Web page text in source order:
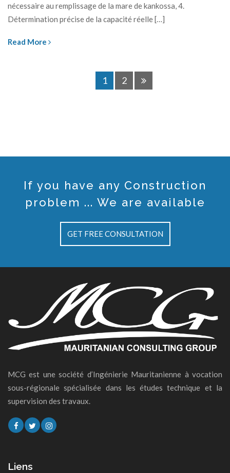
nécessaire au remplissage de la mare de kankossa, 4.
Détermination précise de la capacité réelle […]
Read More
1 2
If you have any Construction
problem ... We are available
GET FREE CONSULTATION
MCG est une société d’Ingénierie Mauritanienne à vocation
sous-régionale spécialisée dans les études technique et la
supervision des travaux.
Liens